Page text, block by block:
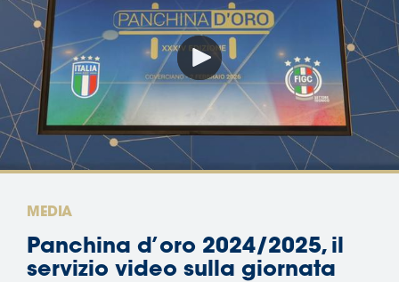
MEDIA
Panchina d’oro 2024/2025, il
servizio video sulla giornata